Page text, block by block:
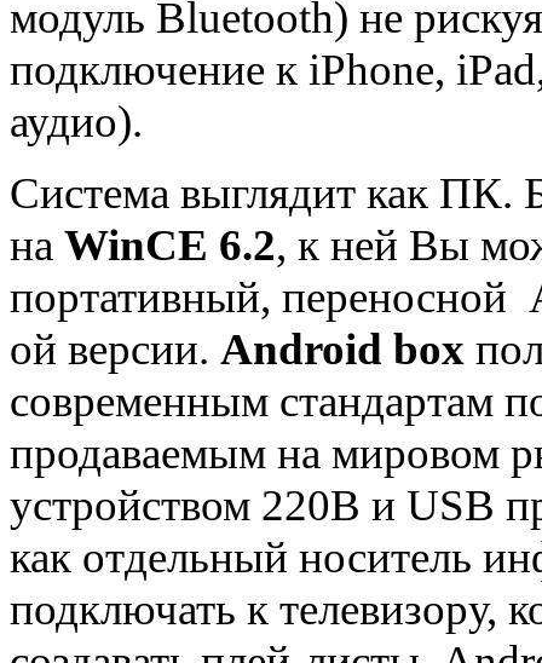
модуль Bluetooth) не
подключение к iPhone,
аудио).
Система выглядит как ПК.
на WinCE 6.2, к ней Вы
портативный,
ой версии. Android box
современным стандартам
продаваемым на мировом
устройством 220В и USB
как отдельный носитель
подключать к телевизору,